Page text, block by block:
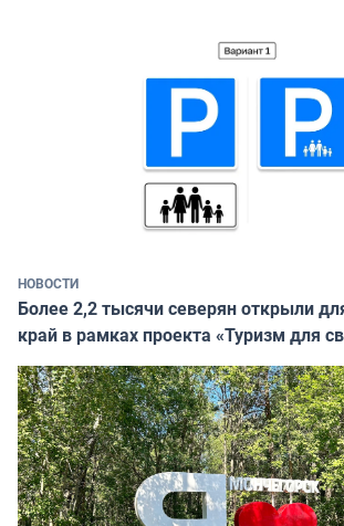
НОВОСТИ
Более 2,2 тысячи северян открыли
край в рамках проекта «Туризм для